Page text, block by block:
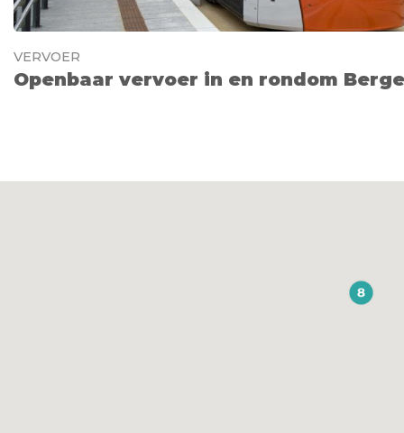
VERVOER
Openbaar vervoer in en rondom